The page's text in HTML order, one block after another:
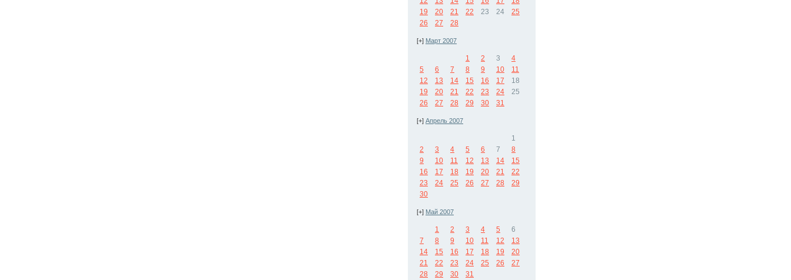
19
20 21 22 23 24
25
26
27 28
[+] Март 2007
1 2 3
4
5
6 7 8 9 10
11
12
13 14 15 16 17
18
19
20 21 22 23 24
25
26
27 28 29 30 31
[+] Апрель 2007
1
2
3 4 5 6 7
8
9
10 11 12 13 14
15
16
17 18 19 20 21
22
23
24 25 26 27 28
29
30
[+] Май 2007
1 2 3 4 5
6
7
8 9 10 11 12
13
14
15 16 17 18 19
20
21
22 23 24 25 26
27
28
29 30 31